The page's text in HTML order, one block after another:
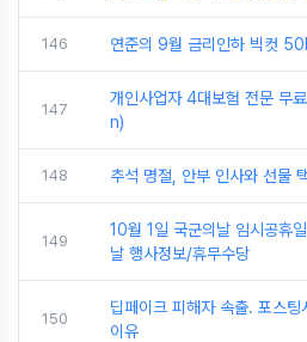
146 연준의 9월 금리인하 빅컷
147
개인사업자 4대보험 전문 무
n)
148 추석 명절, 안부 인사와 선물
149
10월 1일 국군의날 임시공휴
날 행사정보/휴무수당
150
딥페이크 피해자 속출. 포스
이유